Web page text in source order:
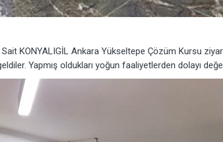
KONYALIGİL Ankara Yükseltepe Çözüm Kursu
Yapmış oldukları yoğun faaliyetlerden dolayı